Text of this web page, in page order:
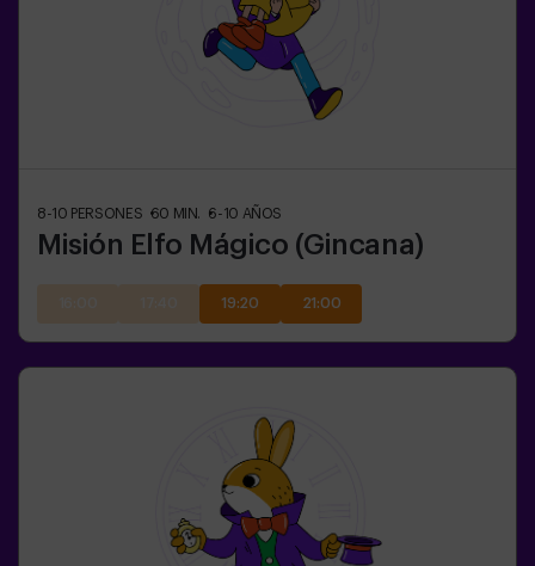
8-10 PERSONES 60 MIN. 6-10 AÑOS
Misión Elfo Mágico (Gincana)
19:20 21:00